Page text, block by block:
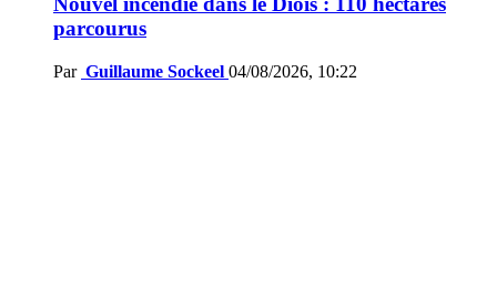
parcourus
Par Guillaume Sockeel 04/08/2026, 10:22